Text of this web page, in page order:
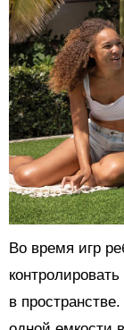
Во время игр
в